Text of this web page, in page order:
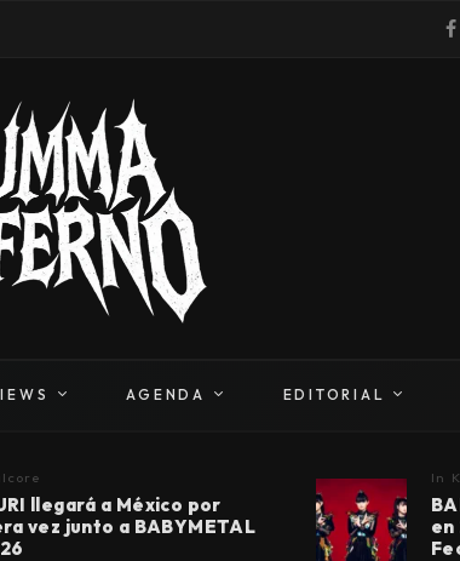
AGENDA EDITORIAL
llegará a México por
vez junto a BABYMETAL
In
en